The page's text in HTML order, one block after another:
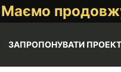
Маємо
ЗАПРОПОНУВАТИ ПРОЕКТ